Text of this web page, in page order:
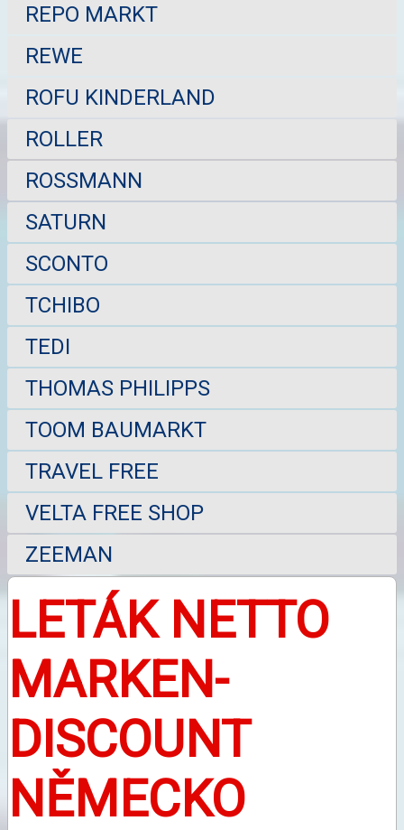
REPO MARKT
REWE
ROFU KINDERLAND
ROLLER
ROSSMANN
SATURN
SCONTO
TCHIBO
TEDI
THOMAS PHILIPPS
TOOM BAUMARKT
TRAVEL FREE
VELTA FREE SHOP
ZEEMAN
LETÁK NETTO
MARKEN-
DISCOUNT
NĚMECKO